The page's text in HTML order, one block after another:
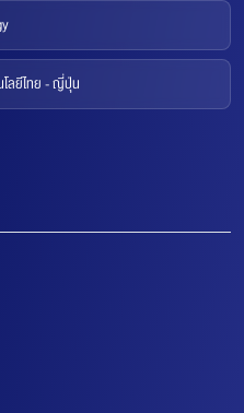
ลยีไทย - ญี่ปุ่น